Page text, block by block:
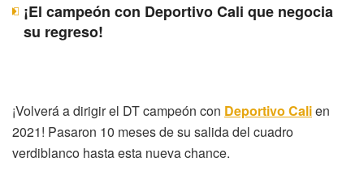
¡El campeón con Deportivo Cali que negocia
su regreso!
¡Volverá a dirigir el DT campeón con Deportivo Calien
2021! Pasaron 10 meses de su salida del cuadro
verdiblanco hasta esta nueva chance.